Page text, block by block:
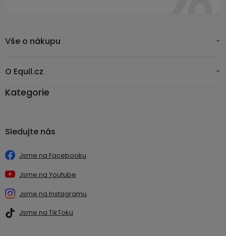
Vše o nákupu
O Equil.cz
Kategorie
Sledujte nás
Jsme na Facebooku
Jsme na Youtube
Jsme na Instagramu
Jsme na TikToku